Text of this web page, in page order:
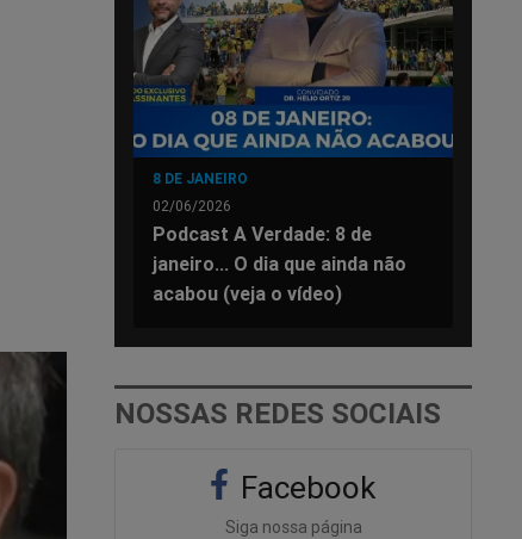
8 DE JANEIRO
02/06/2026
Podcast A Verdade: 8 de
janeiro... O dia que ainda não
acabou (veja o vídeo)
NOSSAS REDES SOCIAIS
Facebook
Siga nossa página